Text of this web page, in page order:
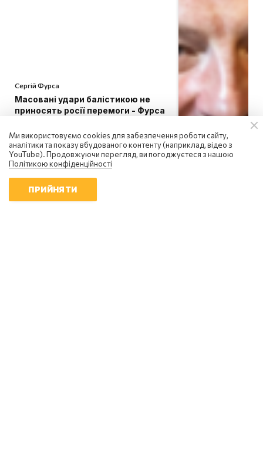
Сергій Фурса
Масовані удари балістикою не
приносять росії перемоги - Фурса
Ми використовуємо cookies для забезпечення роботи сайту,
аналітики та показу вбудованого контенту (наприклад, відео з
YouTube). Продовжуючи перегляд, ви погоджуєтеся з нашою
Політикою конфіденційності
ПРИЙНЯТИ